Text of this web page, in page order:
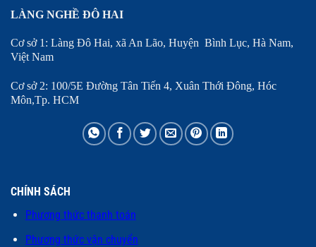
LÀNG NGHỀ ĐÔ HAI
Cơ sở 1: Làng Đô Hai, xã An Lão, Huyện Bình Lục, Hà Nam,
Việt Nam
Cơ sở 2: 100/5E Đường Tân Tiến 4, Xuân Thới Đông, Hóc
Môn,Tp. HCM
CHÍNH SÁCH
Phương thức thanh toán
Phương thức vận chuyển